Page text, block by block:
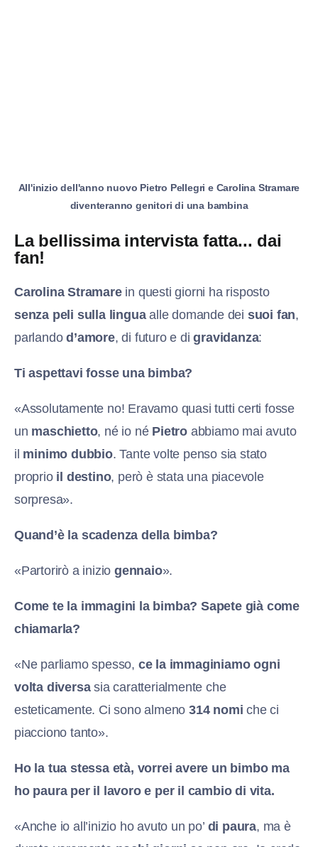
All'inizio dell'anno nuovo Pietro Pellegri e Carolina Stramare
diventeranno genitori di una bambina
La bellissima intervista fatta... dai
fan!
Carolina Stramarein questi giorni ha risposto
senza peli sulla linguaalle domande dei suoi fan,
parlandod’amore, di futuro e digravidanza:
Ti aspettavi fosse una bimba?
«Assolutamente no! Eravamo quasi tutti certi fosse
un maschietto, né io né Pietro abbiamo mai avuto
il minimo dubbio. Tante volte penso sia stato
proprio il destino, però è stata una piacevole
sorpresa».
Quand’è la scadenza della bimba?
«Partorirò a inizio gennaio».
Come te la immagini la bimba? Sapete già come
chiamarla?
«Ne parliamo spesso, ce la immaginiamo ogni
volta diversasia caratterialmente che
esteticamente. Ci sono almeno314 nomi che ci
piacciono tanto».
Ho la tua stessa età, vorrei avere un bimbo ma
ho paura per il lavoro e per il cambio di vita.
«Anche io all’inizio ho avuto un po’ di paura, ma è